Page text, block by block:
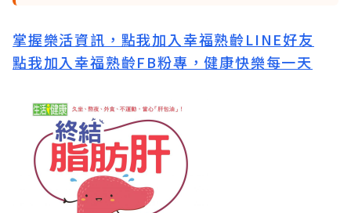
掌握樂活資訊，點我加入幸福熟齡LINE好友
點我加入幸福熟齡FB粉專，健康快樂每一天